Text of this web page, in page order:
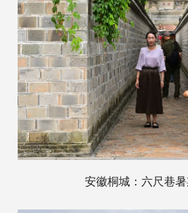
安徽桐城：六尺巷